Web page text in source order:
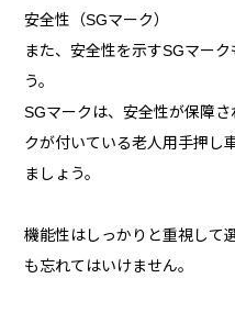
安全性（SGマーク）
また、安全性を示すSGマー
う。
SGマークは、安全性が保障
クが付いている老人用手押し
ましょう。
機能性はしっかりと重視して
も忘れてはいけません。